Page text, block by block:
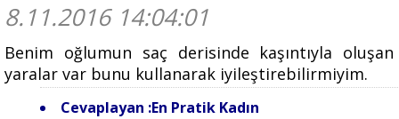
8.11.2016 14:04:01
Benim oğlumun saç derisinde kaşıntıyla
yaralar var bunu kullanarak iyileştirebilirmiyim.
Cevaplayan :En Pratik Kadın